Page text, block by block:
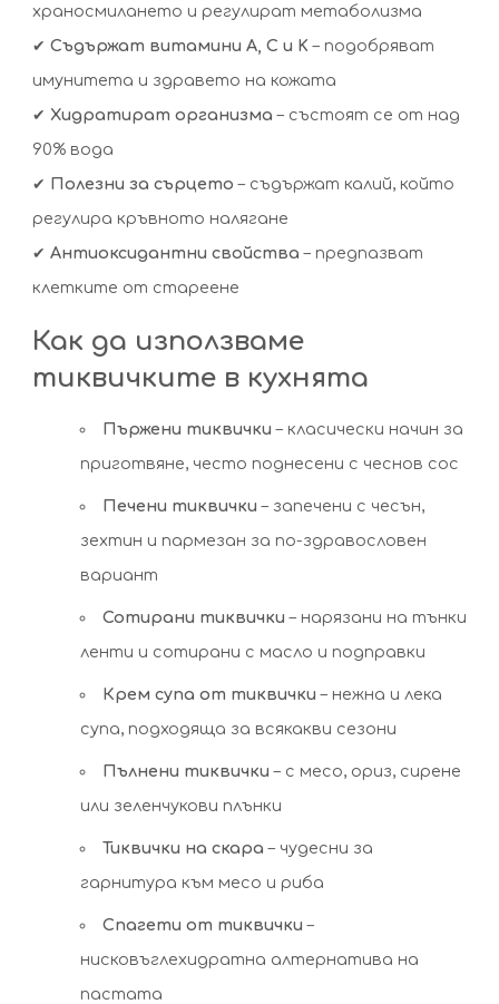
храносмилането и регулират метаболизма
✔ Съдържат витамини A, C и K – подобряват
имунитета и здравето на кожата
✔ Хидратират организма – състоят се от над
90% вода
✔ Полезни за сърцето – съдържат калий, който
регулира кръвното налягане
✔ Антиоксидантни свойства – предпазват
клетките от стареене
Как да използваме
тиквичките в кухнята
Пържени тиквички – класически начин за
приготвяне, често поднесени с чеснов сос
Печени тиквички – запечени с чесън,
зехтин и пармезан за по-здравословен
вариант
Сотирани тиквички – нарязани на тънки
ленти и сотирани с масло и подправки
Крем супа от тиквички – нежна и лека
супа, подходяща за всякакви сезони
Пълнени тиквички – с месо, ориз, сирене
или зеленчукови плънки
Тиквички на скара – чудесни за
гарнитура към месо и риба
Спагети от тиквички –
нисковъглехидратна алтернатива на
пастата